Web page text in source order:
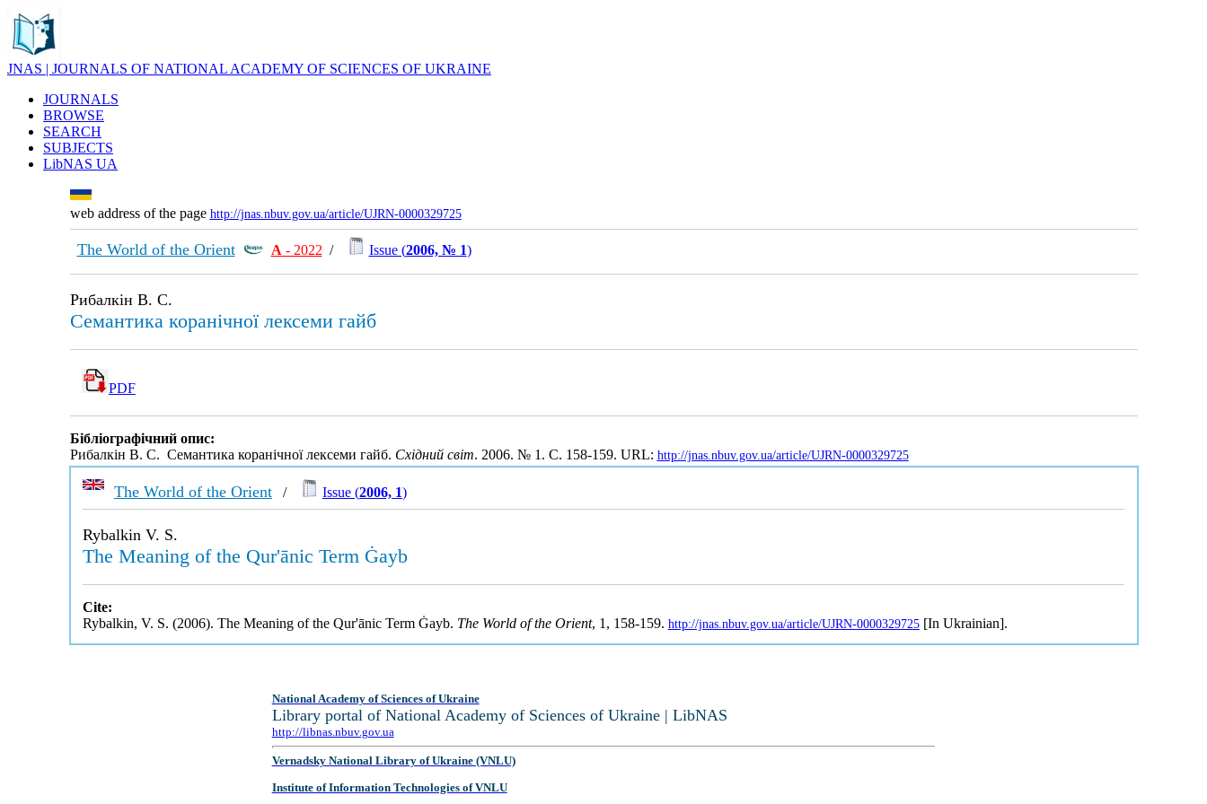
JNAS | JOURNALS OF NATIONAL ACADEMY OF SCIENCES OF UKRAINE
JOURNALS
BROWSE
SEARCH
SUBJECTS
LibNAS UA
web address of the page http://jnas.nbuv.gov.ua/article/UJRN-0000329725
The World of the Orient А - 2022 / Issue (2006, № 1)
Рибалкін В. С.
Семантика коранічної лексеми гайб
PDF
Бібліографічний опис:
Рибалкін В. С. Семантика коранічної лексеми гайб. Східний світ. 2006. № 1. С. 158-159. URL: http://jnas.nbuv.gov.ua/article/UJRN-0000329725
The World of the Orient/ Issue (2006, 1)
Rybalkin V. S.
The Meaning of the Qur'ānic Term Ġayb
Cite:
Rybalkin, V. S. (2006). The Meaning of the Qur'ānic Term Ġayb. The World of the Orient, 1, 158-159. http://jnas.nbuv.gov.ua/article/UJRN-0000329725[In Ukrainian].
National Academy of Sciences of Ukraine
Library portal of National Academy of Sciences of Ukraine | LibNAS
http://libnas.nbuv.gov.ua
Vernadsky National Library of Ukraine (VNLU)
Institute of Information Technologies of VNLU